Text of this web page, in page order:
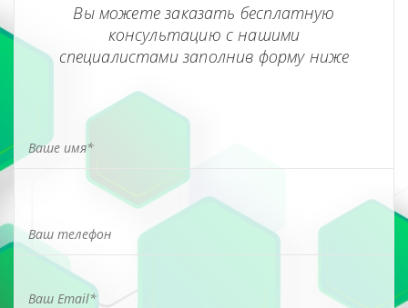
Вы можете заказать бесплатную
консультацию с нашими
специалистами заполнив форму ниже